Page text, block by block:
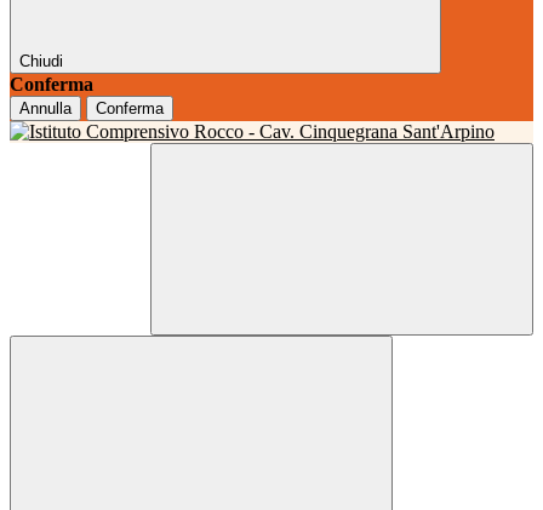
Chiudi
Conferma
Annulla Conferma